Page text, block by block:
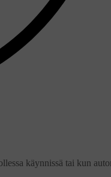
käynnissä tai kun